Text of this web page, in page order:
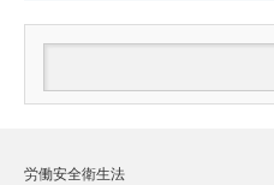
労働安全衛生法